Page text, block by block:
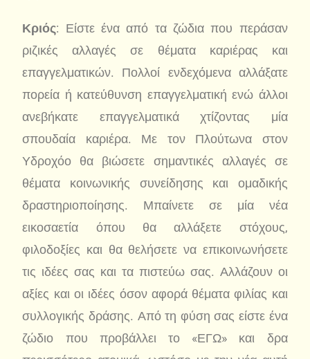
Κριός: Είστε ένα από τα ζώδια που περάσαν
ριζικές αλλαγές σε θέματα καριέρας και
επαγγελματικών. Πολλοί ενδεχόμενα αλλάξατε
πορεία ή κατεύθυνση επαγγελματική ενώ άλλοι
ανεβήκατε επαγγελματικά χτίζοντας μία
σπουδαία καριέρα. Με τον Πλούτωνα στον
Υδροχόο θα βιώσετε σημαντικές αλλαγές σε
θέματα κοινωνικής συνείδησης και ομαδικής
δραστηριοποίησης. Μπαίνετε σε μία νέα
εικοσαετία όπου θα αλλάξετε στόχους,
φιλοδοξίες και θα θελήσετε να επικοινωνήσετε
τις ιδέες σας και τα πιστεύω σας. Αλλάζουν οι
αξίες και οι ιδέες όσον αφορά θέματα φιλίας και
συλλογικής δράσης. Από τη φύση σας είστε ένα
ζώδιο που προβάλλει το «ΕΓΩ» και δρα